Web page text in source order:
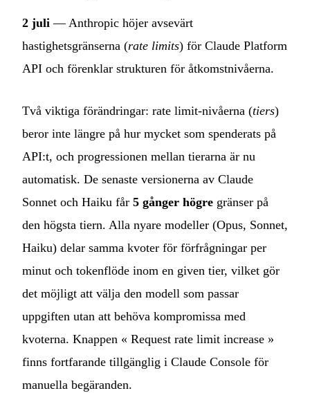
2 juli — Anthropic höjer avsevärt
hastighetsgränserna (rate limits) för Claude Platform
API och förenklar strukturen för åtkomstnivåerna.
Två viktiga förändringar: rate limit-nivåerna (tiers)
beror inte längre på hur mycket som spenderats på
API:t, och progressionen mellan tierarna är nu
automatisk. De senaste versionerna av Claude
Sonnet och Haiku får 5 gånger högre gränser på
den högsta tiern. Alla nyare modeller (Opus, Sonnet,
Haiku) delar samma kvoter för förfrågningar per
minut och tokenflöde inom en given tier, vilket gör
det möjligt att välja den modell som passar
uppgiften utan att behöva kompromissa med
kvoterna. Knappen « Request rate limit increase »
finns fortfarande tillgänglig i Claude Console för
manuella begäranden.